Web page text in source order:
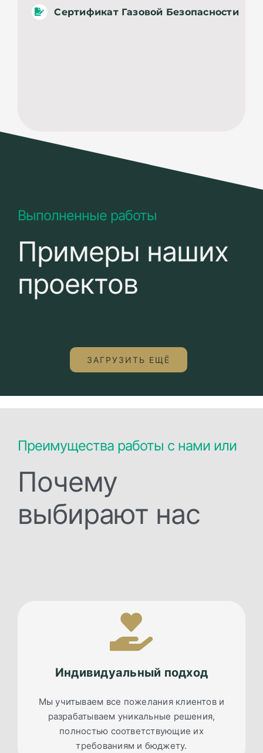
Сертификат Газовой Безопасности
Выполненные работы
Примеры наших
проектов
ЗАГРУЗИТЬ ЕЩЁ
Преимущества работы с нами или
Почему
выбирают нас
Индивидуальный подход
Мы учитываем все пожелания клиентов и
разрабатываем уникальные решения,
полностью соответствующие их
требованиям и бюджету.